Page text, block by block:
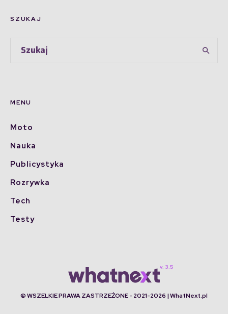
SZUKAJ
MENU
Moto
Nauka
Publicystyka
Rozrywka
Tech
Testy
© WSZELKIE PRAWA ZASTRZEŻONE - 2021-2026 | WhatNext.pl